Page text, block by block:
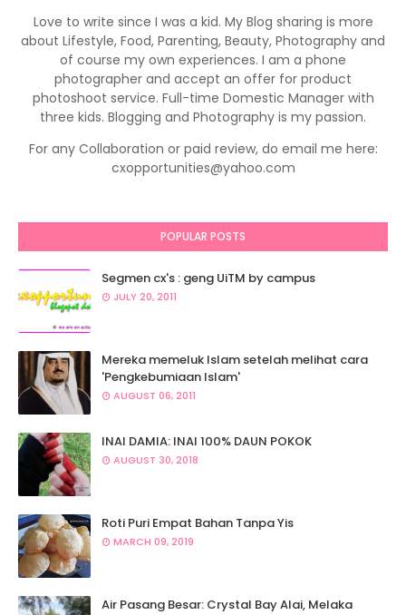
Love to write since I was a kid. My Blog sharing is more
about Lifestyle, Food, Parenting, Beauty, Photography and
of course my own experiences. I am a phone
photographer and accept an offer for product
photoshoot service. Full-time Domestic Manager with
three kids. Blogging and Photography is my passion.
For any Collaboration or paid review, do email me here:
cxopportunities@yahoo.com
POPULAR POSTS
Segmen cx's : geng UiTM by campus
JULY 20, 2011
Mereka memeluk Islam setelah melihat cara
'Pengkebumiaan Islam'
AUGUST 06, 2011
INAI DAMIA: INAI 100% DAUN POKOK
AUGUST 30, 2018
Roti Puri Empat Bahan Tanpa Yis
MARCH 09, 2019
Air Pasang Besar: Crystal Bay Alai, Melaka